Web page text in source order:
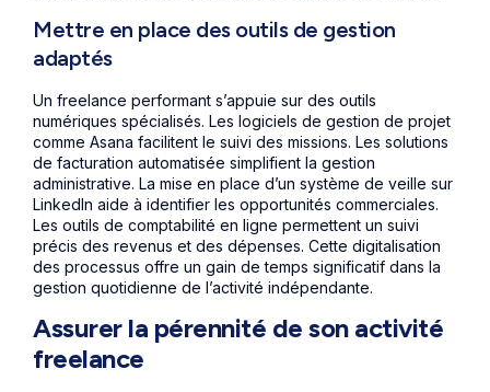
Mettre en place des outils de gestion
adaptés
Un freelance performant s’appuie sur des outils
numériques spécialisés. Les logiciels de gestion de projet
comme Asana facilitent le suivi des missions. Les solutions
de facturation automatisée simplifient la gestion
administrative. La mise en place d’un système de veille sur
LinkedIn aide à identifier les opportunités commerciales.
Les outils de comptabilité en ligne permettent un suivi
précis des revenus et des dépenses. Cette digitalisation
des processus offre un gain de temps significatif dans la
gestion quotidienne de l’activité indépendante.
Assurer la pérennité de son activité
freelance